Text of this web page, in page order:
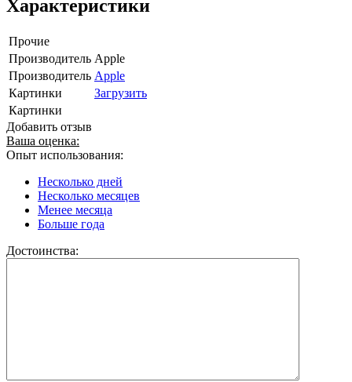
Характеристики
Прочие
Производитель Apple
Производитель Apple
Картинки
Загрузить
Картинки
Добавить отзыв
Ваша оценка:
Опыт использования:
Несколько дней
Несколько месяцев
Менее месяца
Больше года
Достоинства: